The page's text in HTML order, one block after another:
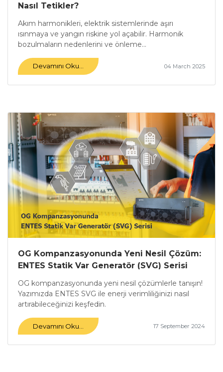
Nasıl Tetikler?
Akım harmonikleri, elektrik sistemlerinde aşırı
ısınmaya ve yangın riskine yol açabilir. Harmonik
bozulmaların nedenlerini ve önleme...
Devamını Oku... 04 March 2025
OG Kompanzasyonunda Yeni Nesil Çözüm:
ENTES Statik Var Generatör (SVG) Serisi
OG kompanzasyonunda yeni nesil çözümlerle tanışın!
Yazımızda ENTES SVG ile enerji verimliliğinizi nasıl
artırabileceğinizi keşfedin.
Devamını Oku... 17 September 2024